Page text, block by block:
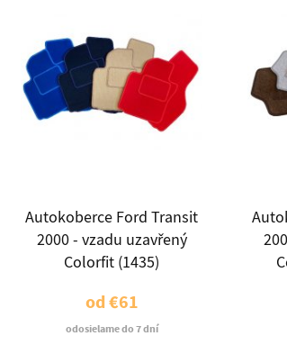
Autokoberce Ford Transit
2000 - vzadu uzavřený
Colorfit (1435)
od€61
odosielame do 7 dní